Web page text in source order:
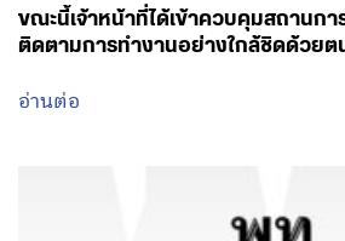
ขณะนี้เจ้าหน้าที่ได้เข้าควบคุมสถานก
ติดตามการทำงานอย่างใกล้ชิดด้วยต
อ่านต่อ